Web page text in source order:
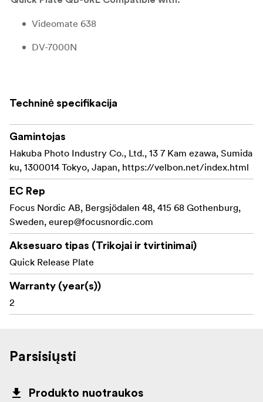
Videomate 638
DV-7000N
Techninė specifikacija
Gamintojas
Hakuba Photo Industry Co., Ltd., 13 7 Kam ezawa, Sumida
ku, 1300014 Tokyo, Japan, https://velbon.net/index.html
EC Rep
Focus Nordic AB, Bergsjödalen 48, 415 68 Gothenburg,
Sweden, eurep@focusnordic.com
Aksesuaro tipas (Trikojai ir tvirtinimai)
Quick Release Plate
Warranty (year(s))
2
Parsisiųsti
Produkto nuotraukos